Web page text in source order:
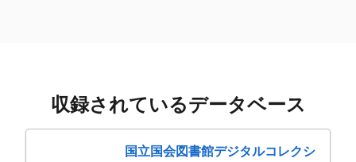
収録されているデータベース
国立国会図書館デジタルコレクシ